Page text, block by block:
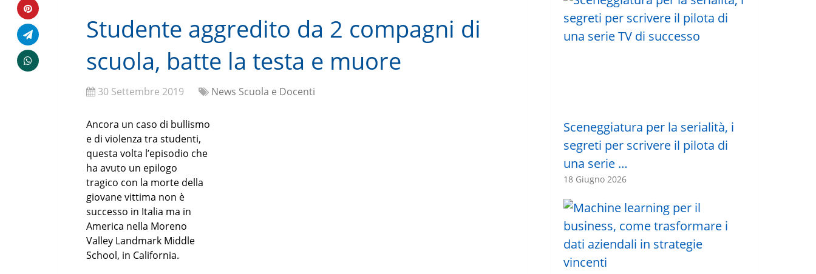
Studente aggredito da 2 compagni di
scuola, batte la testa e muore
30 Settembre 2019 News Scuola e Docenti
Ancora un caso di bullismo
e di violenza tra studenti,
questa volta l’episodio che
ha avuto un epilogo
tragico con la morte della
giovane vittima non è
successo in Italia ma in
America nella Moreno
Valley Landmark Middle
School, in California.
Sceneggiatura per la serialità, i
segreti per scrivere il pilota di
una serie …
18 Giugno 2026